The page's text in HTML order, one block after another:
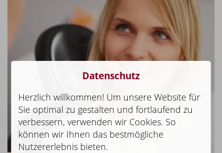
Datenschutz
Herzlich willkommen! Um unsere Website für
Sie optimal zu gestalten und fortlaufend zu
verbessern, verwenden wir Cookies. So
können wir Ihnen das bestmögliche
Nutzererlebnis bieten.